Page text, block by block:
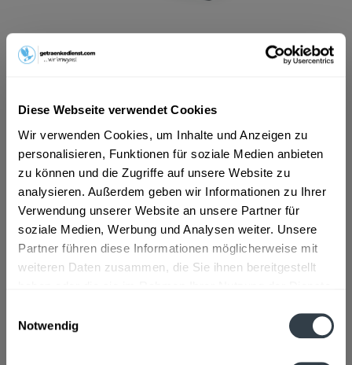
Diese Webseite verwendet Cookies
Wir verwenden Cookies, um Inhalte und Anzeigen zu
personalisieren, Funktionen für soziale Medien anbieten
zu können und die Zugriffe auf unsere Website zu
analysieren. Außerdem geben wir Informationen zu Ihrer
Verwendung unserer Website an unsere Partner für
soziale Medien, Werbung und Analysen weiter. Unsere
Partner führen diese Informationen möglicherweise mit
weiteren Daten zusammen, die Sie ihnen bereitgestellt
Notwendig
29,99 € *
Vorrätig
MEHRWEG
+3,10 € Pfand
In denWarenkorb
Hinzugefügt
Artikel-Nr.: 36248
Beschreibung
Zutaten und Allergene